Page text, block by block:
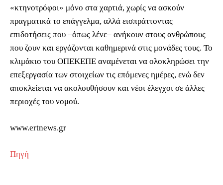
«κτηνοτρόφοι» μόνο στα χαρτιά, χωρίς να ασκούν
πραγματικά το επάγγελμα, αλλά εισπράττοντας
επιδοτήσεις που –όπως λένε– ανήκουν στους ανθρώπους
που ζουν και εργάζονται καθημερινά στις μονάδες τους. Το
κλιμάκιο του ΟΠΕΚΕΠΕ αναμένεται να ολοκληρώσει την
επεξεργασία των στοιχείων τις επόμενες ημέρες, ενώ δεν
αποκλείεται να ακολουθήσουν και νέοι έλεγχοι σε άλλες
περιοχές του νομού.
www.ertnews.gr
Πηγή